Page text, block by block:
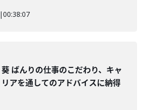
|00:38:07
葵 ばんりの仕事のこだわり、キャ
リアを通してのアドバイスに納得